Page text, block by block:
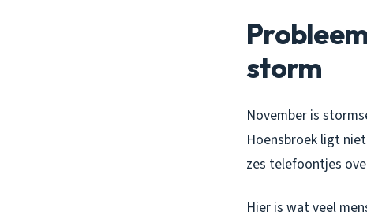
storm
November is
Hoensbroek ligt
zes telefoontjes
Hier is wat veel